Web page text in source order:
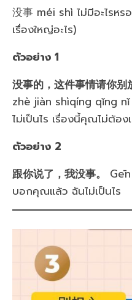
没事 méi shì ไม่มีอะไรห
เรื่องใหญ่อะไร)
ตัวอย่าง 1
没事的，这件事情请你别
zhè jiàn shìqíng qǐng
ไม่เป็นไร เรื่องนี้คุณไม่ต้อง
ตัวอย่าง 2
跟你说了，我没事。
บอกคุณแล้ว ฉันไม่เป็นไร